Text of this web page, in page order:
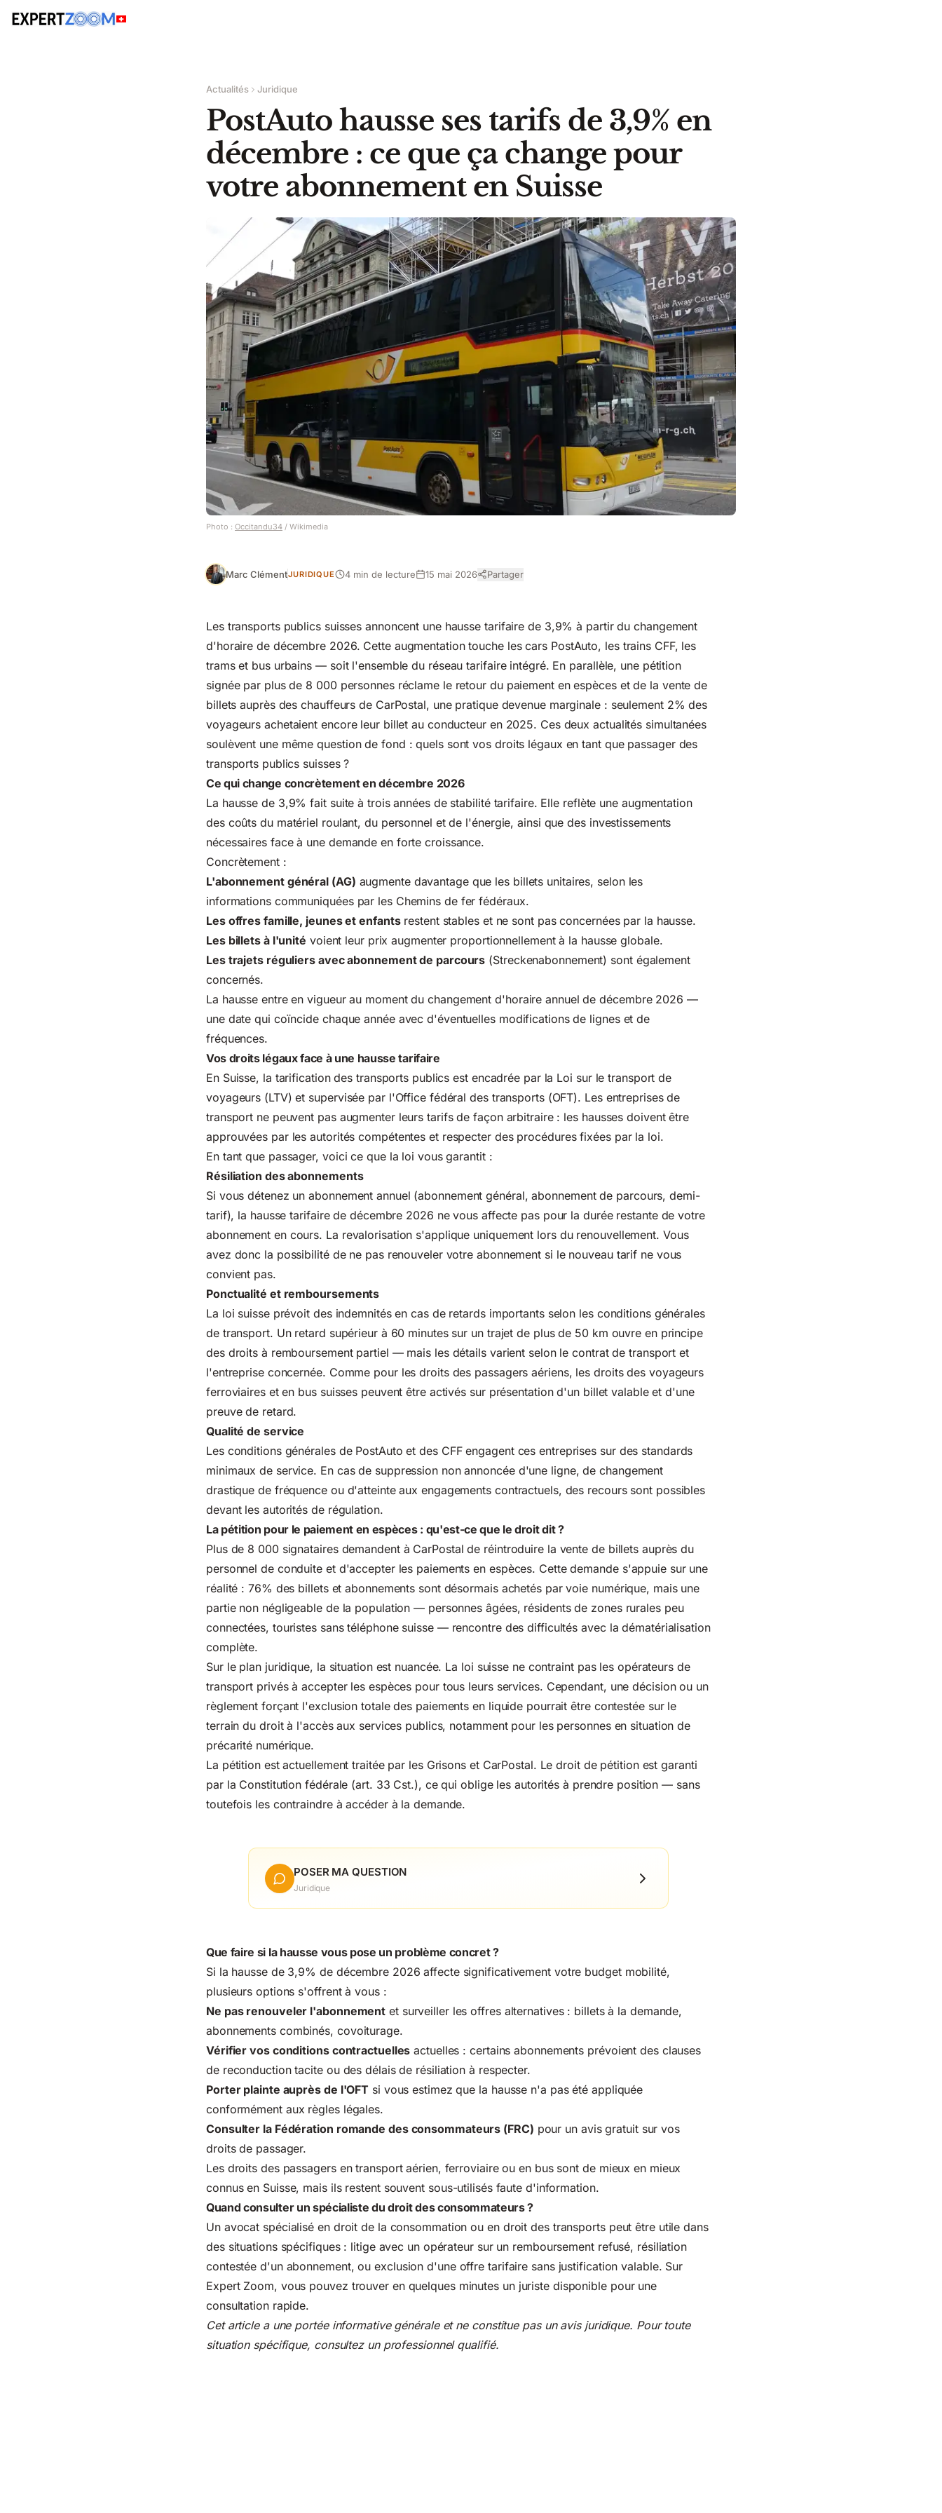
Actualités Juridique
PostAuto hausse ses tarifs de 3,9% en
décembre : ce que ça change pour
votre abonnement en Suisse
Photo : Occitandu34 / Wikimedia
Marc ClémentJURIDIQUE 4 min de lecture 15 mai 2026 Partager
Les transports publics suisses annoncent une hausse tarifaire de 3,9% à partir du changement
d'horaire de décembre 2026. Cette augmentation touche les cars PostAuto, les trains CFF, les
trams et bus urbains — soit l'ensemble du réseau tarifaire intégré. En parallèle, une pétition
signée par plus de 8 000 personnes réclame le retour du paiement en espèces et de la vente de
billets auprès des chauffeurs de CarPostal, une pratique devenue marginale : seulement 2% des
voyageurs achetaient encore leur billet au conducteur en 2025. Ces deux actualités simultanées
soulèvent une même question de fond : quels sontvos droits légaux en tant que passager des
transports publics suisses ?
Ce qui change concrètement en décembre 2026
La hausse de 3,9% fait suite à trois années de stabilité tarifaire. Elle reflète une augmentation
des coûts du matériel roulant, du personnel et de l'énergie, ainsi que des investissements
nécessaires face à une demande en forte croissance.
Concrètement :
L'abonnement général (AG) augmente davantage que les billets unitaires, selon les
informations communiquées par les Chemins de fer fédéraux.
Les offres famille, jeunes et enfantsrestent stables et ne sont pas concernées par la hausse.
Les billets à l'unité voient leur prix augmenter proportionnellement à la hausse globale.
Les trajets réguliers avec abonnement de parcours (Streckenabonnement) sont également
concernés.
La hausse entre en vigueur au moment du changement d'horaire annuel de décembre 2026 —
une date qui coïncide chaque année avec d'éventuelles modifications de lignes et de
fréquences.
Vos droits légaux face à une hausse tarifaire
En Suisse, la tarification des transports publics est encadrée par la Loi sur le transport de
voyageurs (LTV) et supervisée par l'Office fédéral des transports (OFT). Les entreprises de
transport ne peuvent pas augmenter leurs tarifs de façon arbitraire : les hausses doivent être
approuvées par les autorités compétentes et respecter des procédures fixées par la loi.
En tant que passager, voici ce que la loi vous garantit :
Résiliation des abonnements
Si vous détenez un abonnement annuel (abonnement général, abonnement de parcours, demi-
tarif), la hausse tarifaire de décembre 2026 ne vous affecte pas pour la durée restante de votre
abonnement en cours. La revalorisation s'applique uniquement lors du renouvellement. Vous
avez donc la possibilité de ne pas renouveler votre abonnement si le nouveau tarif ne vous
convient pas.
Ponctualité et remboursements
La loi suisse prévoit des indemnités en cas de retards importants selon les conditions générales
de transport. Un retard supérieur à 60 minutes sur un trajet de plus de 50 km ouvre en principe
des droits à remboursement partiel — mais les détails varient selon le contrat de transport et
l'entreprise concernée. Comme pour les droits des passagers aériens, les droits des voyageurs
ferroviaires et en bus suisses peuvent être activés sur présentation d'un billet valable et d'une
preuve de retard.
Qualité de service
Les conditions générales de PostAuto et des CFF engagent ces entreprises sur des standards
minimaux de service. En cas de suppression non annoncée d'une ligne, de changement
drastique de fréquence ou d'atteinte aux engagements contractuels, des recours sont possibles
devant les autorités de régulation.
La pétition pour le paiement en espèces : qu'est-ce que le droit dit ?
Plus de 8 000 signataires demandent à CarPostal de réintroduire la vente de billets auprès du
personnel de conduite et d'accepter les paiements en espèces. Cette demande s'appuie sur une
réalité : 76% des billets et abonnements sont désormais achetés par voie numérique, mais une
partie non négligeable de la population — personnes âgées, résidents de zones rurales peu
connectées, touristes sans téléphone suisse — rencontre des difficultés avec la dématérialisation
complète.
Sur le plan juridique, la situation est nuancée. La loi suisse ne contraint pas les opérateurs de
transport privés à accepter les espèces pour tous leurs services. Cependant, une décision ou un
règlement forçant l'exclusion totale des paiements en liquide pourrait être contestée sur le
terrain du droit à l'accès aux services publics, notamment pour les personnes en situation de
précarité numérique.
La pétition est actuellement traitée par les Grisons et CarPostal. Le droit de pétition est garanti
par la Constitution fédérale (art. 33 Cst.), ce qui oblige les autorités à prendre position — sans
toutefois les contraindre à accéder à la demande.
POSER MA QUESTION
Juridique
Que faire si la hausse vous pose un problème concret ?
Si la hausse de 3,9% de décembre 2026 affecte significativement votre budget mobilité,
plusieurs options s'offrent à vous :
Ne pas renouveler l'abonnement et surveiller les offres alternatives : billets à la demande,
abonnements combinés, covoiturage.
Vérifier vos conditions contractuelles actuelles : certains abonnements prévoient des clauses
de reconduction tacite ou des délais de résiliation à respecter.
Porter plainte auprès de l'OFT si vous estimez que la hausse n'a pas été appliquée
conformément aux règles légales.
Consulter la Fédération romande des consommateurs (FRC) pour un avis gratuit sur vos
droits de passager.
Les droits des passagers en transport aérien, ferroviaire ou en bus sont de mieux en mieux
connusen Suisse, mais ils restent souvent sous-utilisés faute d'information.
Quand consulter un spécialiste du droit des consommateurs ?
Un avocat spécialisé en droit de la consommation ou en droit des transports peut être utile dans
des situations spécifiques : litige avec un opérateur sur un remboursement refusé, résiliation
contestée d'un abonnement, ou exclusion d'une offre tarifaire sans justification valable. Sur
Expert Zoom, vous pouvez trouver en quelques minutes un juriste disponible pour une
consultation rapide.
Cet article a une portée informative générale et ne constitue pas un avis juridique. Pour toute
situation spécifique, consultez un professionnel qualifié.